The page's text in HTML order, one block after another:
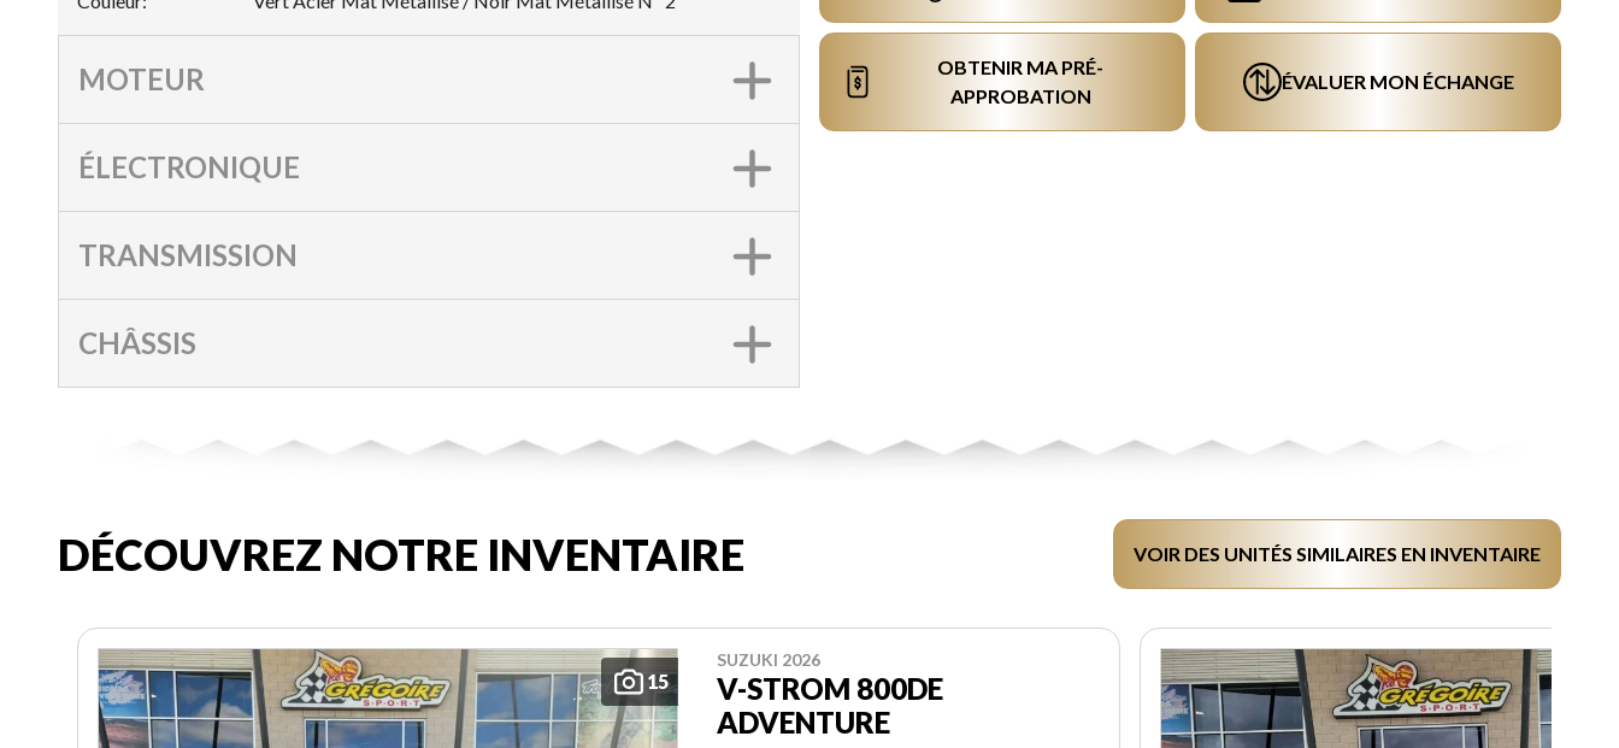
OBTENIR MA PRÉ-
APPROBATION
ÉVALUER MON ÉCHANGE
MOTEUR
ÉLECTRONIQUE
TRANSMISSION
CHÂSSIS
DÉCOUVREZ NOTRE INVENTAIRE VOIR DES UNITÉS SIMILAIRES EN INVENTAIRE
15
SUZUKI 2026
V-STROM 800DE
ADVENTURE